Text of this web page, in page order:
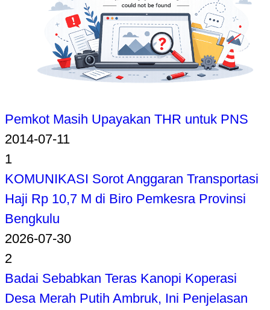
Pemkot Masih Upayakan THR untuk PNS
2014-07-11
1
KOMUNIKASI Sorot Anggaran Transportasi
Haji Rp 10,7 M di Biro Pemkesra Provinsi
Bengkulu
2026-07-30
2
Badai Sebabkan Teras Kanopi Koperasi
Desa Merah Putih Ambruk, Ini Penjelasan